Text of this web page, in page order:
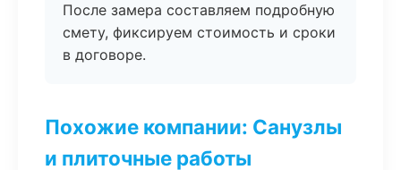
После замера составляем подробную
смету, фиксируем стоимость и сроки
в договоре.
Похожие компании: Санузлы
и плиточные работы